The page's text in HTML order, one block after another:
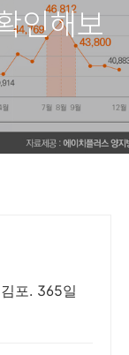
인해보
포. 365일